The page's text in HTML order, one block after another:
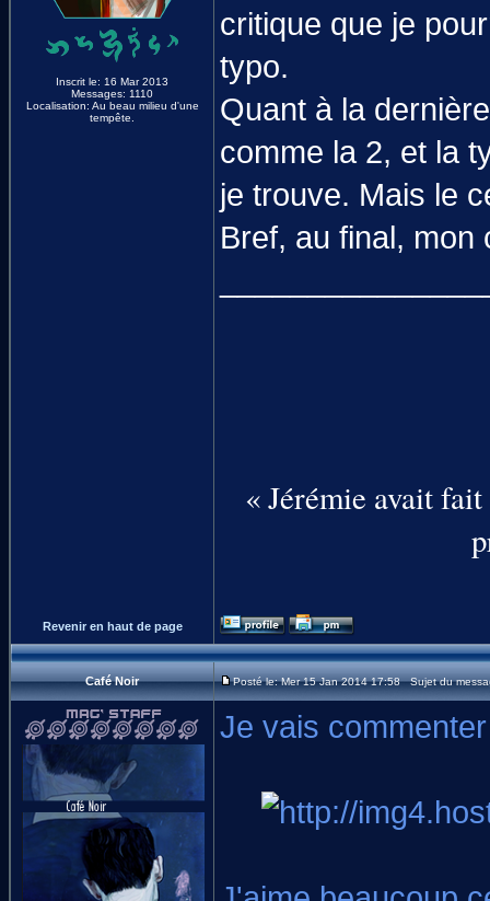
Inscrit le: 16 Mar 2013
Messages: 1110
Localisation: Au beau milieu d'une
tempête.
critique que je
typo.
Quant à la
comme la 2, et la
je trouve. Mais le
Bref, au final,
« Jérémie avait
Revenir en haut de page
Café Noir Posté le: Mer 15 Jan 2014 17:58 Sujet du
Je vais